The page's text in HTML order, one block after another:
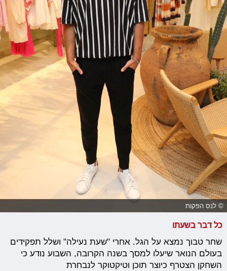
© לנס הפקות
כל דבר בשעתו
שחר טבוך נמצא על הגל. אחרי "שעת נעילה" ושלל תפקידים
בעולם הנואר שיעלו למסך בשנה הקרובה, השבוע נודע כי
השחקן הצטרף כיוצר תוכן וטיקטוקר לנבחרת